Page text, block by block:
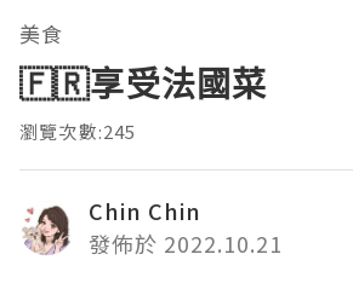
美食
🇫🇷享受法國菜
瀏覽次數:245
Chin Chin
發佈於 2022.10.21